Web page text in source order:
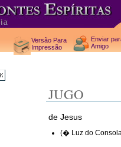
Versão Para
Impressão
Enviar
Amigo
JUGO
de Jesus
(� Luz do